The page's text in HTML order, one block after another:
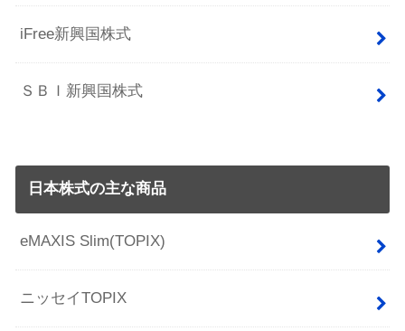
iFree新興国株式
ＳＢＩ新興国株式
日本株式の主な商品
eMAXIS Slim(TOPIX)
ニッセイTOPIX